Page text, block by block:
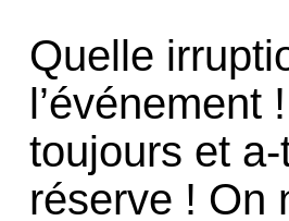
Quelle
toujours et
réserve ! On